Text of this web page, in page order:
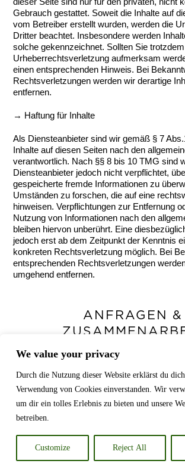
We value your privacy
Durch die Nutzung dieser Website erklärst du
Verwendung von Cookies einverstanden. Wir
um dir ein tolles Erlebnis zu bieten und unsere
betreiben.
Customize Reject All
Gebrauch gestattet. Soweit die Inhalte auf
vom Betreiber erstellt wurden, werden die
Dritter beachtet. Insbesondere werden
solche gekennzeichnet. Sollten Sie
Urheberrechtsverletzung aufmerksam
einen entsprechenden Hinweis. Bei
Rechtsverletzungen werden wir derartige
entfernen.
→ Haftung für Inhalte
Als Diensteanbieter sind wir gemäß § 7
Inhalte auf diesen Seiten nach den
verantwortlich. Nach §§ 8 bis 10 TMG sind
Diensteanbieter jedoch nicht verpflichtet,
gespeicherte fremde Informationen zu
Umständen zu forschen, die auf eine
hinweisen. Verpflichtungen zur Entfernung
Nutzung von Informationen nach den
bleiben hiervon unberührt. Eine
jedoch erst ab dem Zeitpunkt der Kenntnis
konkreten Rechtsverletzung möglich. Bei
entsprechenden Rechtsverletzungen
umgehend entfernen.
ANFRAGEN &
Hast du ein Projekt im
sichtbar werden
Impressum|